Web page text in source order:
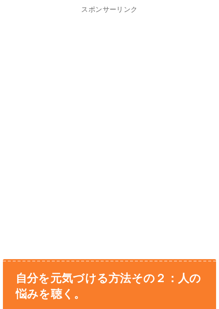
スポンサーリンク
自分を元気づける方法その２：人の
悩みを聴く。